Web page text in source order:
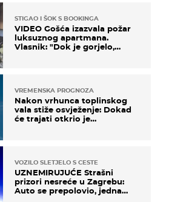
STIGAO I ŠOK S BOOKINGA
VIDEO Gošća izazvala požar
luksuznog apartmana.
Vlasnik: "Dok je gorjelo,
VREMENSKA PROGNOZA
Nakon vrhunca toplinskog
vala stiže osvježenje: Dokad
će trajati otkrio je
VOZILO SLETJELO S CESTE
UZNEMIRUJUĆE Strašni
prizori nesreće u Zagrebu:
Auto se prepolovio, jedna